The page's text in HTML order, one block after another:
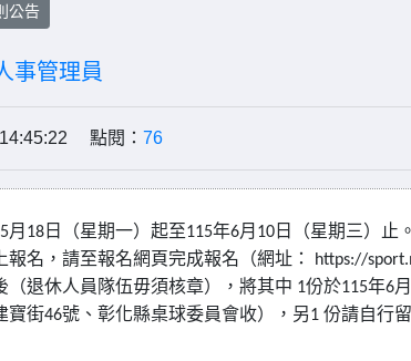
公告
事管理員
點閱： 76
5月 18 日（星期一）起至115年6月 10 日（星期三）止。
報名，請至報名網頁完成報名（網址：
https://
（退休人員隊伍毋須核章），將其中 1份於115年6月
寶街46號、彰化縣桌球委員會收），另1 份請自行